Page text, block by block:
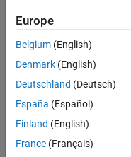
sélectionnées
Les
descriptions
poste
n’ont
pas
Europe
Belgium (English)
Denmark (English)
Deutschland (Deutsch)
España (Español)
Finland (English)
France (Français)